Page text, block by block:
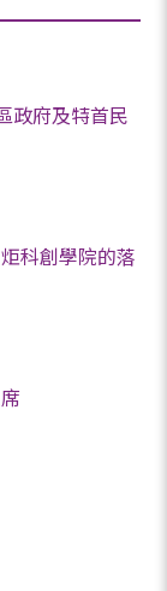
政府及特首民
科創學院的落